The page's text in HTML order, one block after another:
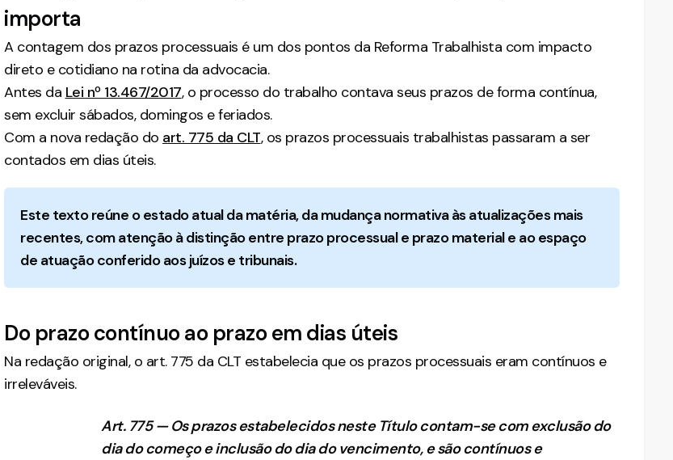
importa
A contagem dos prazos processuais é um dos pontos da Reforma Trabalhista com impacto
direto e cotidiano na rotina da advocacia.
Antes da Lei nº 13.467/2017, o processo do trabalho contava seus prazos de forma contínua,
sem excluir sábados, domingos e feriados.
Com a nova redação do art. 775 da CLT, os prazos processuais trabalhistas passaram a ser
contados em dias úteis.
Este texto reúne o estado atual da matéria, da mudança normativa às atualizações mais
recentes, com atenção à distinção entre prazo processual e prazo material e ao espaço
de atuação conferido aos juízos e tribunais.
Do prazo contínuo ao prazo em dias úteis
Na redação original, o art. 775 da CLT estabelecia que os prazos processuais eram contínuos e
irreleváveis.
Art. 775 — Os prazos estabelecidos neste Título contam-se com exclusão do
dia do começo e inclusão do dia do vencimento, e são contínuos e